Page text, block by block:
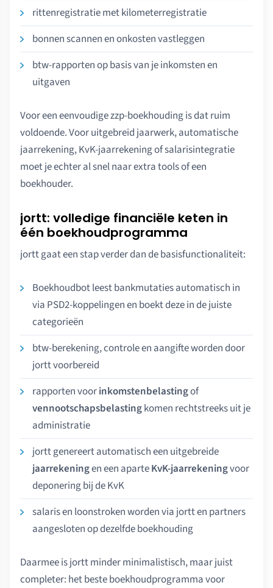
rittenregistratie met kilometerregistratie
bonnen scannen en onkosten vastleggen
btw-rapporten op basis van je inkomsten en
uitgaven
Voor een eenvoudige zzp-boekhouding is dat ruim
voldoende. Voor uitgebreid jaarwerk, automatische
jaarrekening, KvK-jaarrekening of salarisintegratie
moet je echter al snel naar extra tools of een
boekhouder.
jortt: volledige financiële keten in
één boekhoudprogramma
jortt gaat een stap verder dan de basisfunctionaliteit:
Boekhoudbot leest bankmutaties automatisch in
via PSD2-koppelingen en boekt deze in de juiste
categorieën
btw-berekening, controle en aangifte worden door
jortt voorbereid
rapporten voorinkomstenbelastingof
vennootschapsbelastingkomen rechtstreeks uit je
administratie
jortt genereert automatisch een uitgebreide
jaarrekeningen een aparteKvK-jaarrekeningvoor
deponering bij de KvK
salaris en loonstroken worden via jortt en partners
aangesloten op dezelfde boekhouding
Daarmee is jortt minder minimalistisch, maar juist
completer: het beste boekhoudprogramma voor